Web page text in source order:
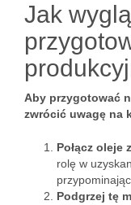
Jak
Aby przygotować
zwrócić uwagę na
Połącz oleje
rolę w
Podgrzej tę